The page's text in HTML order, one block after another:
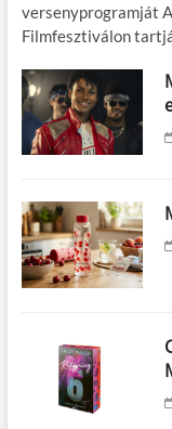
versenyprogramját
Filmfesztiválon